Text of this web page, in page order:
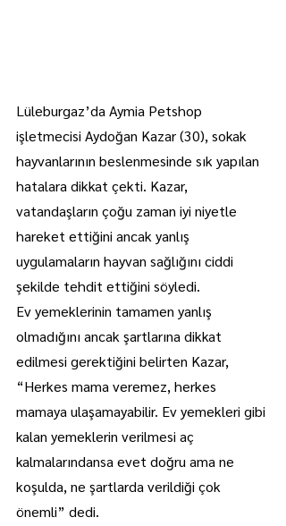
Lüleburgaz’da Aymia Petshop
işletmecisi Aydoğan Kazar (30), sokak
hayvanlarının beslenmesinde sık yapılan
hatalara dikkat çekti. Kazar,
vatandaşların çoğu zaman iyi niyetle
hareket ettiğini ancak yanlış
uygulamaların hayvan sağlığını ciddi
şekilde tehdit ettiğini söyledi.
Ev yemeklerinin tamamen yanlış
olmadığını ancak şartlarına dikkat
edilmesi gerektiğini belirten Kazar,
“Herkes mama veremez, herkes
mamaya ulaşamayabilir. Ev yemekleri gibi
kalan yemeklerin verilmesi aç
kalmalarındansa evet doğru ama ne
koşulda, ne şartlarda verildiği çok
önemli” dedi.